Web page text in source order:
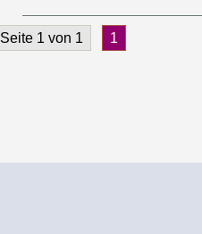
Seite 1 von 1 1